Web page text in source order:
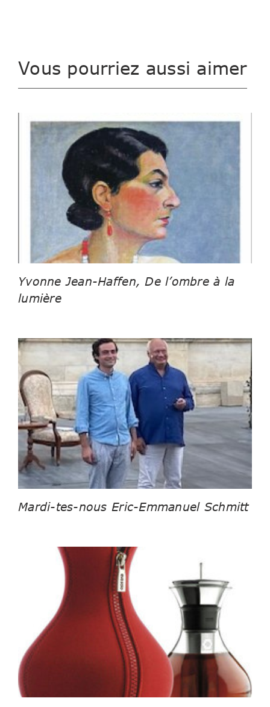
Vous pourriez aussi aimer
Yvonne Jean-Haffen, De l’ombre à la
lumière
Mardi-tes-nous Eric-Emmanuel Schmitt